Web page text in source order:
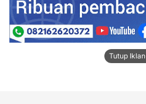
Tutup Iklan